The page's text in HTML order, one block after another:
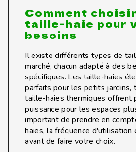
Comment
taille-haie pour
besoins
Il existe différents types de
marché, chacun adapté à des
spécifiques. Les taille-haies
parfaits pour les petits jardins,
taille-haies thermiques offrent
puissance pour les espaces
important de prendre en
haies, la fréquence
avant de faire votre choix.